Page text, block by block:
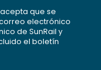
que se
electrónico
de SunRail y
el boletín